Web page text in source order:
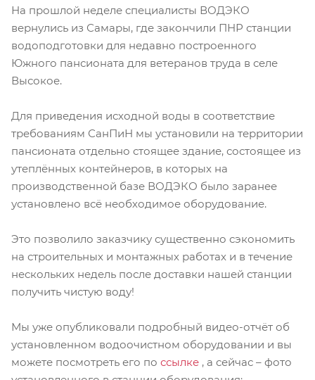
На прошлой неделе специалисты ВОДЭКО
вернулись из Самары, где закончили ПНР станции
водоподготовки для недавно построенного
Южного пансионата для ветеранов труда в селе
Высокое.
Для приведения исходной воды в соответствие
требованиям СанПиН мы установили на территории
пансионата отдельно стоящее здание, состоящее из
утеплённых контейнеров, в которых на
производственной базе ВОДЭКО было заранее
установлено всё необходимое оборудование.
Это позволило заказчику существенно сэкономить
на строительных и монтажных работах и в течение
нескольких недель после доставки нашей станции
получить чистую воду!
Мы уже опубликовали подробный видео-отчёт об
установленном водоочистном оборудовании и вы
можете посмотреть его по ссылке , а сейчас – фото